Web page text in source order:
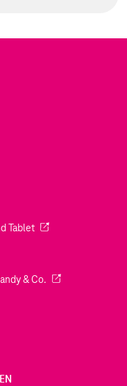
neuen Tab geöffnet)
Tab geöffnet)
Tablet(Wird in einem
Tab geöffnet)
& Co. (Wird in einem